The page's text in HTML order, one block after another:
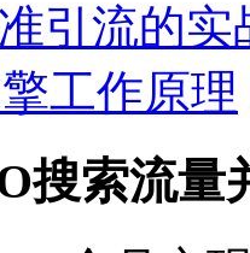
引流的实
工作原理
搜索流量